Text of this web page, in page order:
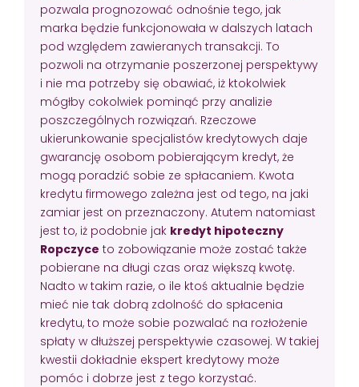
pozwala prognozować odnośnie tego, jak
marka będzie funkcjonowała w dalszych latach
pod względem zawieranych transakcji. To
pozwoli na otrzymanie poszerzonej perspektywy
i nie ma potrzeby się obawiać, iż ktokolwiek
mógłby cokolwiek pominąć przy analizie
poszczególnych rozwiązań. Rzeczowe
ukierunkowanie specjalistów kredytowych daje
gwarancję osobom pobierającym kredyt, że
mogą poradzić sobie ze spłacaniem. Kwota
kredytu firmowego zależna jest od tego, na jaki
zamiar jest on przeznaczony. Atutem natomiast
jest to, iż podobnie jak kredyt hipoteczny
Ropczyce to zobowiązanie może zostać także
pobierane na długi czas oraz większą kwotę.
Nadto w takim razie, o ile ktoś aktualnie będzie
mieć nie tak dobrą zdolność do spłacenia
kredytu, to może sobie pozwalać na rozłożenie
spłaty w dłuższej perspektywie czasowej. W takiej
kwestii dokładnie ekspert kredytowy może
pomóc i dobrze jest z tego korzystać.